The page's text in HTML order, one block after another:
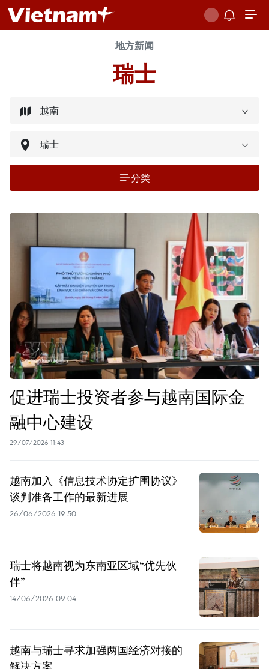
地方新闻
瑞士
分类
促进瑞士投资者参与越南国际金
融中心建设
29/07/2026 11:43
越南加入《信息技术协定扩围协议》
谈判准备工作的最新进展
26/06/2026 19:50
瑞士将越南视为东南亚区域“优先伙
伴”
14/06/2026 09:04
越南与瑞士寻求加强两国经济对接的